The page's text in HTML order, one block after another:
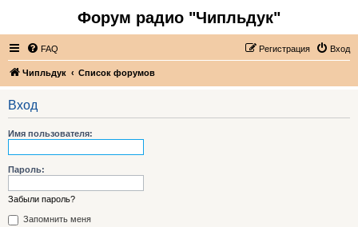
Форум радио "Чипльдук"
FAQ Вход
Регистрация
Чипльдук Список форумов
Вход
Имя пользователя:
Пароль:
Забыли пароль?
Запомнить меня